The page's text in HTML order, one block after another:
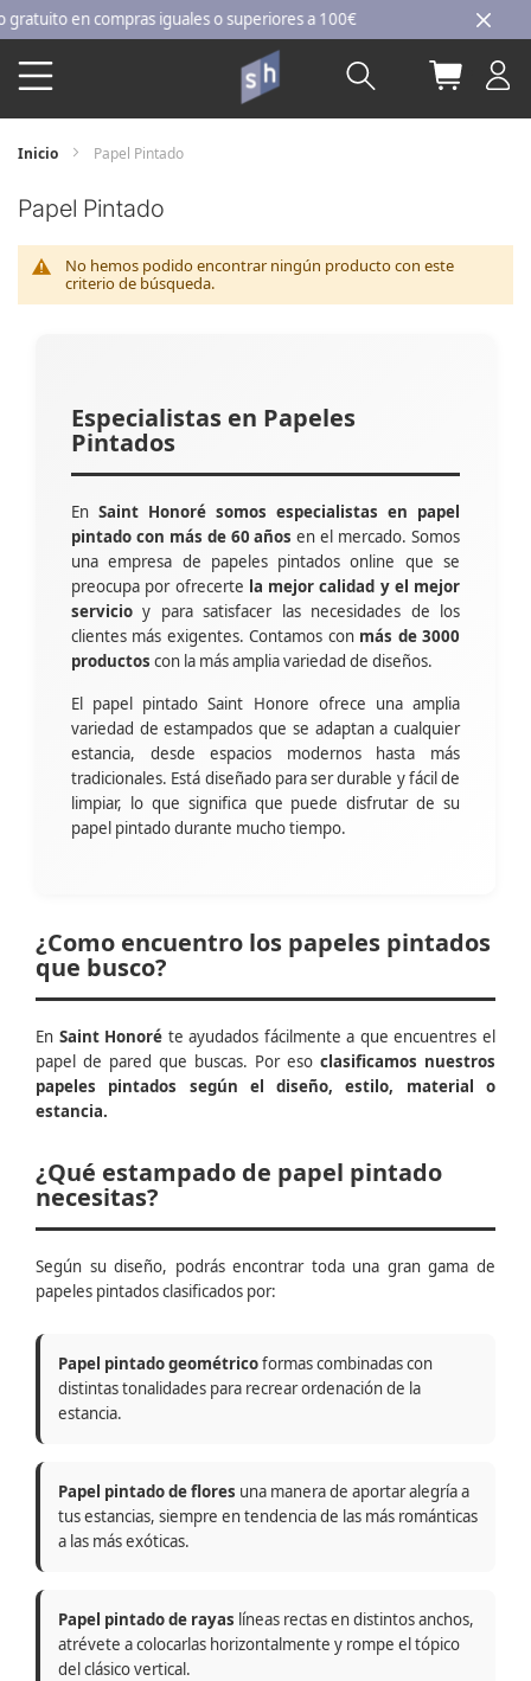
Ir
al
contenido
en compras iguales o superiores a 100€
Buscar Mi
Inicio Papel Pintado
Papel Pintado
No hemos podido encontrar ningún producto con este
criterio de búsqueda.
Especialistas en Papeles
Pintados
En Saint Honoré somos especialistas en papel
pintado con más de 60 años en el mercado. Somos
una empresa de papeles pintados online que se
preocupa por ofrecerte la mejor calidad y el mejor
servicio y para satisfacer las necesidades de los
clientes más exigentes. Contamos con más de 3000
productos con la más amplia variedad de diseños.
El papel pintado Saint Honore ofrece una amplia
variedad de estampados que se adaptan a cualquier
estancia, desde espacios modernos hasta más
tradicionales. Está diseñado para ser durable y fácil de
limpiar, lo que significa que puede disfrutar de su
papel pintado durante mucho tiempo.
¿Como encuentro los papeles pintados
que busco?
En Saint Honoré te ayudados fácilmente a que encuentres el
papel de pared que buscas. Por eso clasificamos nuestros
papeles pintados según el diseño, estilo, material o
estancia.
¿Qué estampado de papel pintado
necesitas?
Según su diseño, podrás encontrar toda una gran gama de
papeles pintados clasificados por:
Papel pintado geométricoformas combinadas con
distintas tonalidades para recrear ordenación de la
estancia.
Papel pintado de flores una manera de aportar alegría a
tus estancias, siempre en tendencia de las más románticas
a las más exóticas.
Papel pintado de rayas líneas rectas en distintos anchos,
atrévete a colocarlas horizontalmente y rompe el tópico
del clásico vertical.